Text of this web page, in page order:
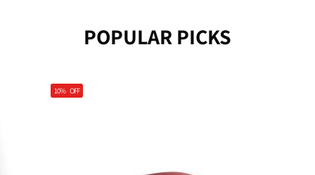
POPULAR PICKS
10% OFF